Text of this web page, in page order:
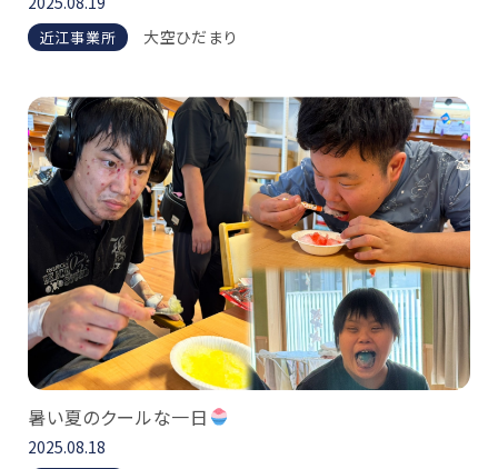
近江事業所 大空ひだまり
暑い夏のクールな一日
2025.08.18